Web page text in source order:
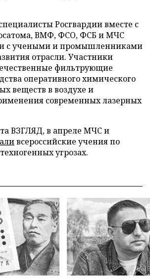
Росгвардии вместе с
ВМФ, ФСО, ФСБ и МЧС
с учеными и промышленниками
отрасли. Участники
фильтрующие
оперативного химического
веществ в воздухе и
современных лазерных
ВЗГЛЯД, в апреле МЧС и
всероссийские учения по
угрозах.